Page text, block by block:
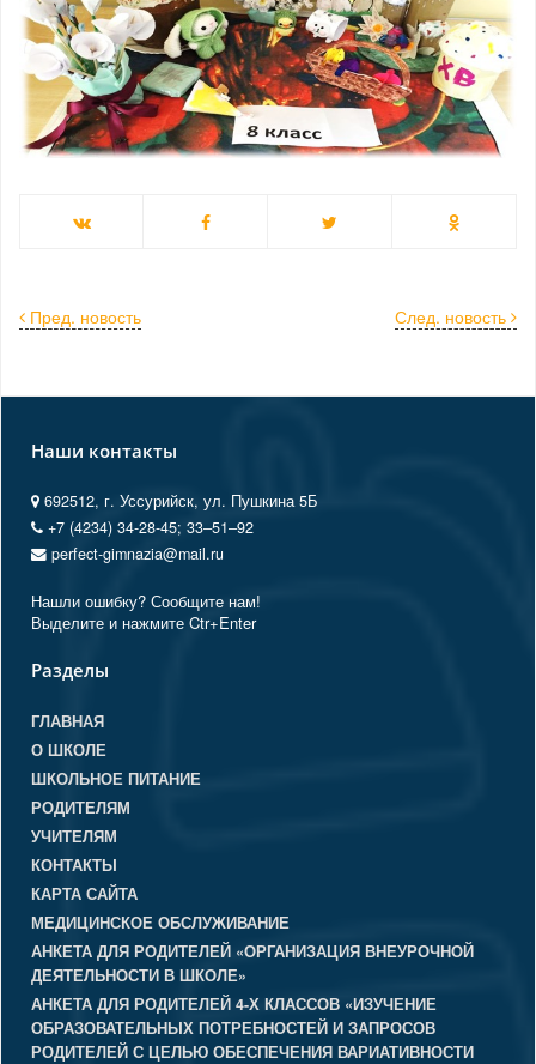
След. новость
Пред. новость
Наши контакты
692512, г. Уссурийск, ул. Пушкина 5Б
+7 (4234) 34-28-45; 33‒51‒92
perfect-gimnazia@mail.ru
Нашли ошибку? Сообщите нам!
Выделите и нажмите Ctr+Enter
Разделы
ГЛАВНАЯ
О ШКОЛЕ
ШКОЛЬНОЕ ПИТАНИЕ
РОДИТЕЛЯМ
УЧИТЕЛЯМ
КОНТАКТЫ
КАРТА САЙТА
МЕДИЦИНСКОЕ ОБСЛУЖИВАНИЕ
АНКЕТА ДЛЯ РОДИТЕЛЕЙ «ОРГАНИЗАЦИЯ ВНЕУРОЧНОЙ
ДЕЯТЕЛЬНОСТИ В ШКОЛЕ»
АНКЕТА ДЛЯ РОДИТЕЛЕЙ 4-Х КЛАССОВ «ИЗУЧЕНИЕ
ОБРАЗОВАТЕЛЬНЫХ ПОТРЕБНОСТЕЙ И ЗАПРОСОВ
РОДИТЕЛЕЙ С ЦЕЛЬЮ ОБЕСПЕЧЕНИЯ ВАРИАТИВНОСТИ